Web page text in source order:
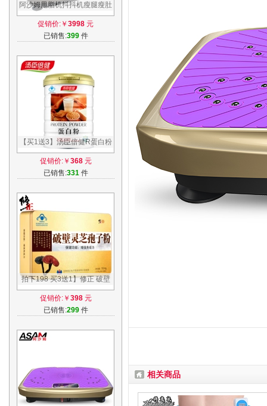
阿沙姆甩脂机抖抖机瘦腿瘦肚
子神器减肥器材腰带站立式瘦
身减肥机
促销价:￥ 3998 元
已销售:399件
【买1送3】汤臣倍健R蛋白粉
450g/罐（附量具）成人增强
免疫力
促销价:￥ 368元
已销售:331件
拍下198 买3送1】修正 破壁
灵芝孢子粉 0.99g/袋*60袋 增
强免疫力
促销价:￥ 398元
已销售:299件
相关商品